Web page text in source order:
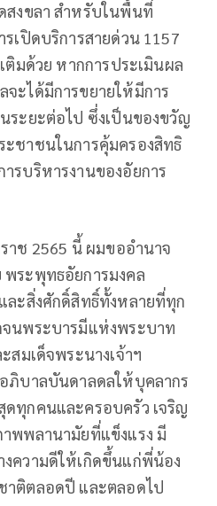
สงขลา สำหรับในพื้นที่
เปิดบริการสายด่วน 1157
ติมด้วย หากการประเมินผล
จะได้มีการขยายให้มีการ
ระยะต่อไป ซึ่งเป็นของขวัญ
ชาชนในการคุ้มครองสิทธิ
รบริหารงานของอัยการ
าช 2565 นี้ ผมขออำนาจ
ระพุทธอัยการมงคล
ะสิ่งศักดิ์สิทธิ์ทั้งหลายที่ทุก
นพระบารมีแห่งพระบาท
สมเด็จพระนางเจ้าฯ
ภิบาลบันดาลดลให้บุคลากร
ดทุกคนและครอบครัว เจริญ
พพลานามัยที่แข็งแรง มี
งความดีให้เกิดขึ้นแก่พี่น้อง
าติตลอดปี และตลอดไป